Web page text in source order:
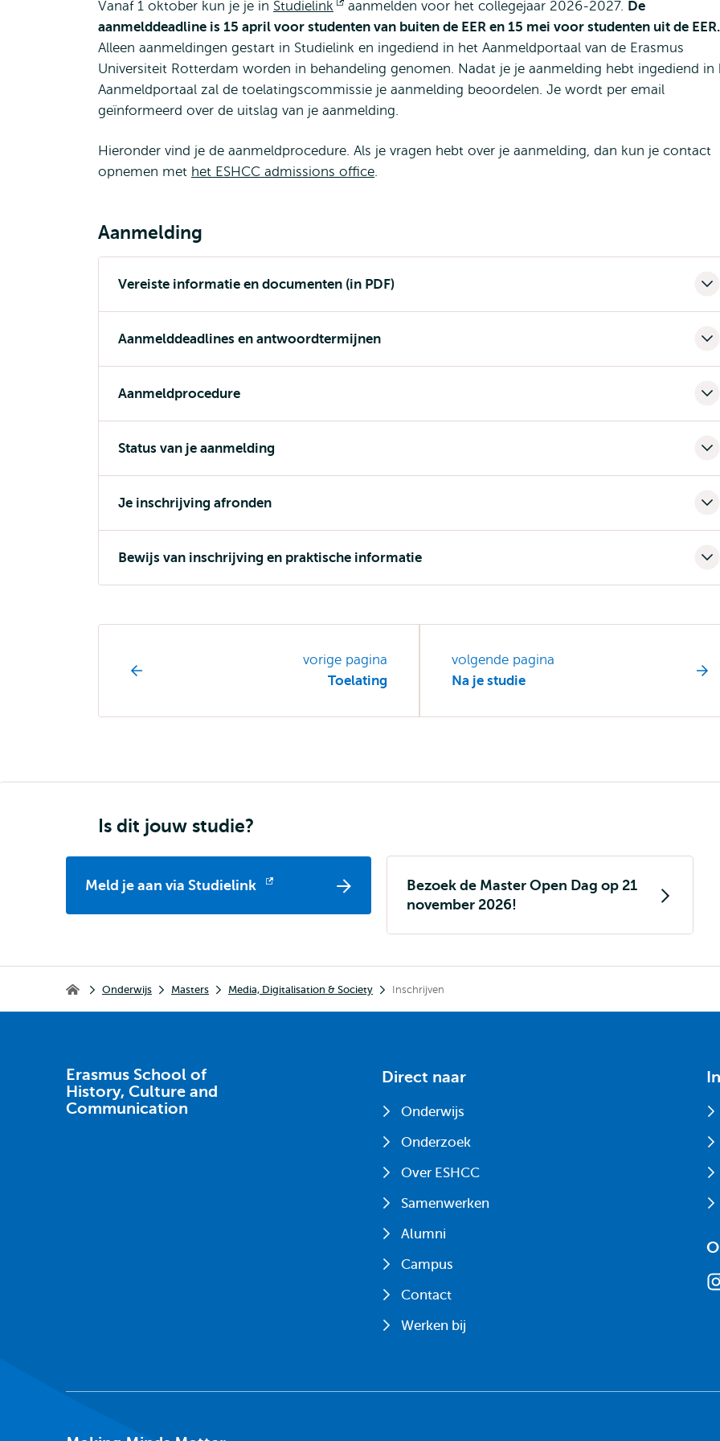
Vanaf 1 oktober kun je je in Studielink
Opent
extern
aanmelden voor het collegejaar 2026-2027. De
aanmelddeadline is 15 april voor studenten van buiten de EER en 15 mei voor studenten uit de EER.
Alleen aanmeldingen gestart in Studielink en ingediend in het Aanmeldportaal van de Erasmus
Universiteit Rotterdam worden in behandeling genomen. Nadat je je aanmelding hebt ingediend in
Aanmeldportaal zal de toelatingscommissie je aanmelding beoordelen. Je wordt per email
geïnformeerd over de uitslag van je aanmelding.
Hieronder vind je de aanmeldprocedure. Als je vragen hebt over je aanmelding, dan kun je contact
opnemen met het ESHCC admissions office.
Aanmelding
Vereiste informatie en documenten (in PDF)
Aanmelddeadlines en antwoordtermijnen
Aanmeldprocedure
Status van je aanmelding
Je inschrijving afronden
Bewijs van inschrijving en praktische informatie
pagina
vorige pagina
Toelating
volgende pagina
Na je studie
Is dit jouw studie?
Meld je aan via Studielink
Opent
extern
Bezoek de Master Open Dag op 21
november 2026!
Erasmus School of History, Culture and Communication
Onderwijs Masters Media, Digitalisation & Society Inschrijven
Erasmus School of
History, Culture and
Communication
Direct naar
Onderwijs
Onderzoek
Over ESHCC
Samenwerken
Alumni
Campus
Contact
Werken bij